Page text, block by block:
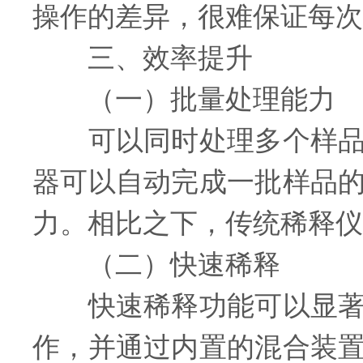
操作的差异，很难保证每
三、效率提升
（一）批量处理能力
可以同时处理多个样品
器可以自动完成一批样品
力。相比之下，传统稀释
（二）快速稀释
快速稀释功能可以显著
作，并通过内置的混合装